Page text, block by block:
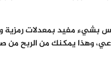
بشيء مفيد بمعدلات
وهذا يمكنك من الربح